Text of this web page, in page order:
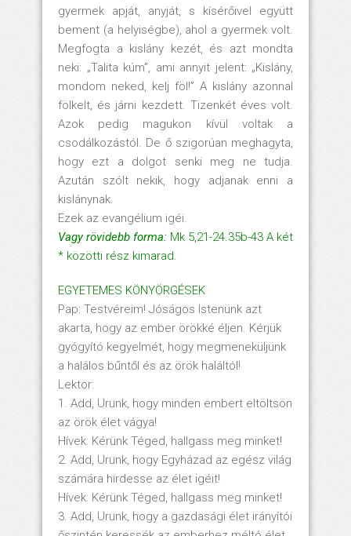
gyermek apját, anyját, s kísérőivel együtt
bement (a helyiségbe), ahol a gyermek volt.
Megfogta a kislány kezét, és azt mondta
neki: „Talita kúm”, ami annyit jelent: „Kislány,
mondom neked, kelj föl!” A kislány azonnal
fölkelt, és járni kezdett. Tizenkét éves volt.
Azok pedig magukon kívül voltak a
csodálkozástól. De ő szigorúan meghagyta,
hogy ezt a dolgot senki meg ne tudja.
Azután szólt nekik, hogy adjanak enni a
kislánynak.
Ezek az evangélium igéi.
Vagy rövidebb forma: Mk 5,21-24.35b-43 A két
* közötti rész kimarad.
EGYETEMES KÖNYÖRGÉSEK
Pap: Testvéreim! Jóságos Istenünk azt
akarta, hogy az ember örökké éljen. Kérjük
gyógyító kegyelmét, hogy megmeneküljünk
a halálos bűntől és az örök haláltól!
Lektor:
1. Add, Urunk, hogy minden embert eltöltsön
az örök élet vágya!
Hívek: Kérünk Téged, hallgass meg minket!
2. Add, Urunk, hogy Egyházad az egész világ
számára hirdesse az élet igéit!
Hívek: Kérünk Téged, hallgass meg minket!
3. Add, Urunk, hogy a gazdasági élet irányítói